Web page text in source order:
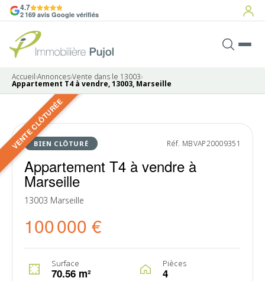
4.7
2 169 avis Google vérifiés
Accueil›Annonces›Vente dans le 13003›
Appartement T4 à vendre, 13003, Marseille
VENTE CLÔTURÉE
BIEN CLÔTURÉ Réf. MBVAP20009351
Appartement T4 à vendre à
Marseille
13003 Marseille
100 000 €
Surface
70.56 m²
Pièces
4
VENDU
8 photos